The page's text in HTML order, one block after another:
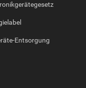
Entsorgung